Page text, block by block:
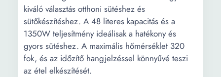
kiváló választás otthoni sütéshez és
sütőkészítéshez. A 48 literes kapacitás és a
1350W teljesítmény ideálisak a hatékony és
gyors sütéshez. A maximális hőmérséklet 320
fok, és az időzítő hangjelzéssel könnyűvé teszi
az étel elkészítését.